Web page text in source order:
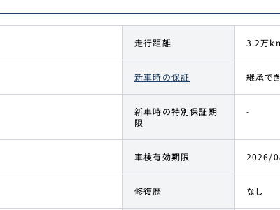
走行距離 3.2万
新車時の保証 継承で
新車時の特別保証期
限
-
車検有効期限 2026/
修復歴 なし